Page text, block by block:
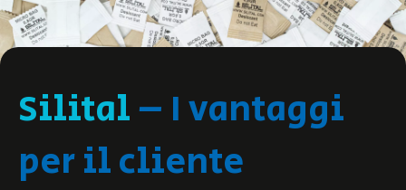
Silital– I vantaggi
per il cliente